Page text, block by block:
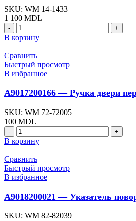
Sprinter
(Wauldmunt)
SKU: WM 14-1433
1 100 MDL
Количество
товара
A9016890739
-
Накладка
приборной
панели,
VW
LT
/
Mercedes
Sprinter
(Wauldmunt)
В корзину
Сравнить
Быстрый просмотр
В избранное
A9017200166 — Ручка двери
SKU: WM 72-72005
100 MDL
Количество
товара
A9017200166
-
Ручка
двери
передней,
внутренняя,
VW
LT
В корзину
Сравнить
Быстрый просмотр
В избранное
A9018200021 — Указатель
SKU: WM 82-82039